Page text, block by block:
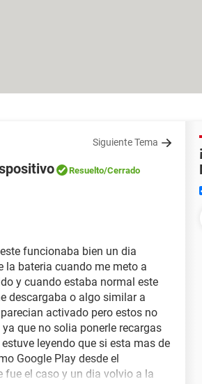
Siguiente Tema
Resuelto/Cerrado
funcionaba bien un dia
la bateria cuando me meto a
y cuando estaba normal este
descargaba o algo similar a
activado pero estos no
que no solia ponerle recargas
leyendo que si esta mas de
Google Play desde el
fue el caso y un dia volvio a la